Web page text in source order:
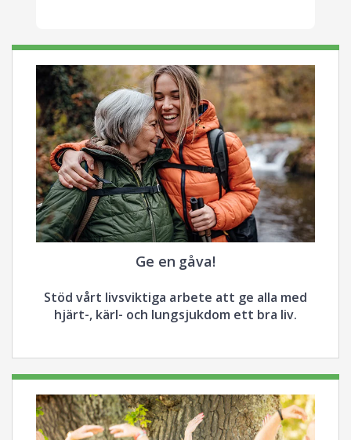
Ge en gåva!
Stöd vårt livsviktiga arbete att ge alla med
hjärt-, kärl- och lungsjukdom ett bra liv.